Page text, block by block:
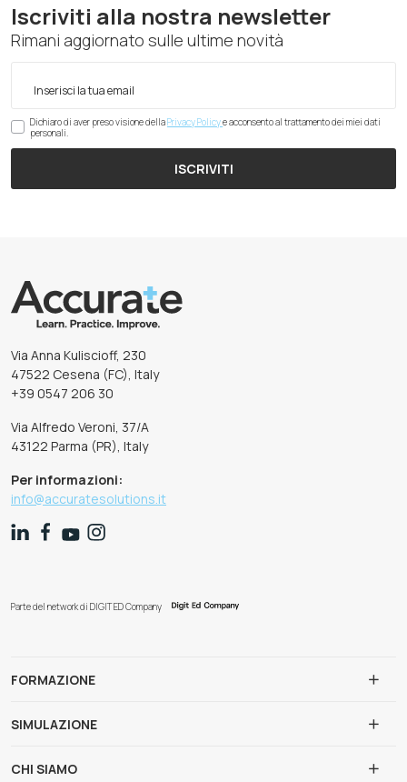
Iscriviti alla nostra newsletter
Rimani aggiornato sulle ultime novità
Dichiaro di aver preso visione dellaPrivacy Policye acconsento al trattamento dei miei dati
personali.
ISCRIVITI
Via Anna Kuliscioff, 230
47522 Cesena (FC), Italy
+39 0547 206 30
Via Alfredo Veroni, 37/A
43122 Parma (PR), Italy
Per informazioni:
info@accuratesolutions.it
Parte del network di DIGIT ED Company
FORMAZIONE
SIMULAZIONE
CHI SIAMO